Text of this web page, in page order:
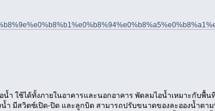
ใช้ได้ทั้งภายในอาคารและนอกอาคาร พัดลมไอน้ำเหมาะกับพื้น
ำ มีสวิตซ์เปิด-ปิด และลูกบิด สามารถปรับขนาดของละอองน้ำตา